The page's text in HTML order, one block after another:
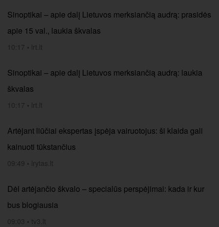
Sinoptikai – apie dalį Lietuvos merksiančią audrą: prasidės
apie 15 val., laukia škvalas
10:17 • lrt.lt
Sinoptikai – apie dalį Lietuvos merksiančią audrą: laukia
škvalas
10:17 • lrt.lt
Artėjant liūčiai ekspertas įspėja vairuotojus: ši klaida gali
kainuoti tūkstančius
09:49 • lrytas.lt
Dėl artėjančio škvalo – specialūs perspėjimai: kada ir kur
bus blogiausia
09:03 • tv3.lt